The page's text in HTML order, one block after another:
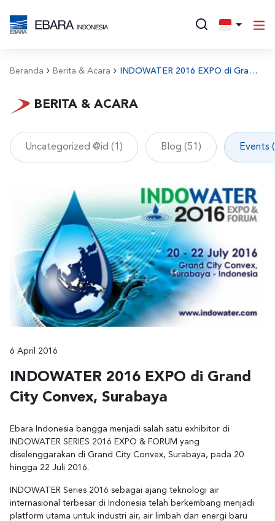
Beranda Berita & Acara INDOWATER 2016 EXPO di Grand City Convex, Surabaya
BERITA & ACARA
Uncategorized @id (1) Blog (51) Events
6 April 2016
INDOWATER 2016 EXPO di Grand
City Convex, Surabaya
Ebara Indonesia bangga menjadi salah satu exhibitor di
INDOWATER SERIES 2016 EXPO & FORUM yang
diselenggarakan di Grand City Convex, Surabaya, pada 20
hingga 22 Juli 2016.
INDOWATER Series 2016 sebagai ajang teknologi air
internasional terbesar di Indonesia telah berkembang menjadi
platform utama untuk industri air, air limbah dan energi baru